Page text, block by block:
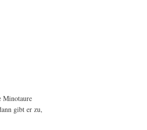
Minotaure
gibt er zu,